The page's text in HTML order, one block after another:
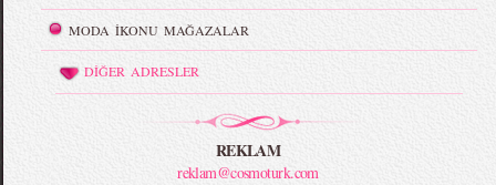
MODA İKONU MAĞAZALAR
DİĞER ADRESLER
REKLAM
reklam@cosmoturk.com